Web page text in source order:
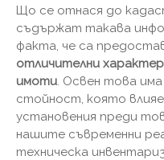
Що се отнася до
съдържат такава
факта, че са
отличителни
имоти. Освен това
стойност, която
установения преди
нашите съвременни
техническа